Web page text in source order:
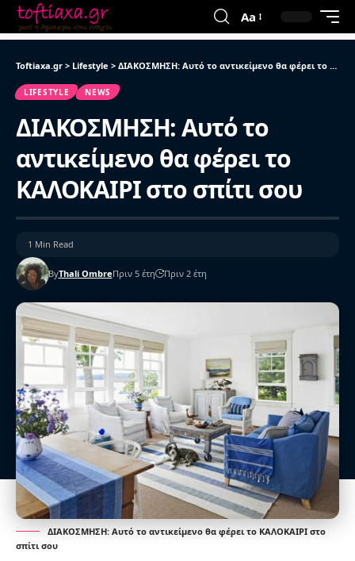
Aa
Toftiaxa.gr > Lifestyle > ΔΙΑΚΟΣΜΗΣΗ: Αυτό το αντικείμενο θα φέρει το ΚΑΛΟΚΑΙΡΙ στο σπίτι σου
LIFESTYLE NEWS
ΔΙΑΚΟΣΜΗΣΗ: Αυτό το
αντικείμενο θα φέρει το
ΚΑΛΟΚΑΙΡΙ στο σπίτι σου
ByThali OmbreΠριν 5 έτη Πριν 2 έτη
1 Min Read
ΔΙΑΚΟΣΜΗΣΗ: Αυτό το αντικείμενο θα φέρει το ΚΑΛΟΚΑΙΡΙ στο
σπίτι σου